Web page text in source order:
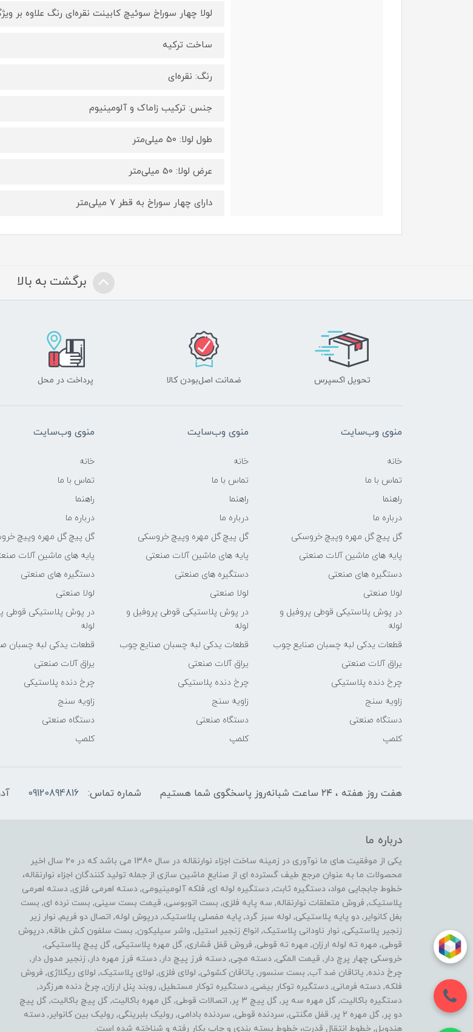
لولا چهار سوراخ سوئیچ کابینت نقره‌ای رنگ علاوه بر
ساخت ترکیه
رنگ: نقره‌ای
جنس: ترکیب زاماک و آلومینیوم
طول لولا: 50 میلی‌متر
عرض لولا: 50 میلی‌متر
دارای چهار سوراخ به قطر 7 میلی‌متر
برگشت به بالا
تحویل اکسپرس ضمانت اصل‌بودن کالا پرداخت در محل
منوی وب‌سایت
خانه
تماس با ما
راهنما
درباره ما
گل پیچ گل مهره وپیچ خروسکی
پایه های ماشین آلات صنعتی
دستگیره های صنعتی
لولا صنعتی
در پوش پلاستیکی قوطی پروفیل و
لوله
قطعات یدکی لبه چسبان صنایع چوب
یراق آلات صنعتی
چرخ دنده پلاستیکی
زاویه سنج
دستگاه صنعتی
کلمپ
منوی وب‌سایت
خانه
تماس با ما
راهنما
درباره ما
گل پیچ گل مهره وپیچ خروسکی
پایه های ماشین آلات صنعتی
دستگیره های صنعتی
لولا صنعتی
در پوش پلاستیکی قوطی پروفیل و
لوله
قطعات یدکی لبه چسبان صنایع چوب
یراق آلات صنعتی
چرخ دنده پلاستیکی
زاویه سنج
دستگاه صنعتی
کلمپ
منوی وب‌سایت
خانه
تماس با ما
راهنما
درباره ما
گل پیچ گل مهره وپیچ
پایه های ماشین آلات
دستگیره های صنعتی
لولا صنعتی
در پوش پلاستیکی قوطی
لوله
قطعات یدکی لبه چسبان
یراق آلات صنعتی
چرخ دنده پلاستیکی
زاویه سنج
دستگاه صنعتی
کلمپ
هفت روز هفته ، ۲۴ ساعت شبانه‌روز پاسخگوی شما هستیم شماره تماس: 09120894816
درباره ما
یکی از موفقیت های ما نوآوری در زمینه ساخت اجزاء نوارنقاله در سال 1380 می باشد که در ۲۰ سال اخیر
محصولات ما به عنوان مرجع طیف گسترده ای از صنایع ماشین سازی از جمله تولید کنندگان اجزاء نوارنقاله،
خطوط جابجایی مواد، دستگیره ثابت, دستگیره لوله ای, فلکه آلومینیومی, دسته اهرمی فلزی, دسته اهرمی
پلاستیک, فروش متعلقات نوارنقاله, سه پایه فلزی, بست اتوبوسی, قیمت بست سینی, بست نرده ای, بست
بغل کانوایر, دو پایه پلاستیکی, لوله سبز گرد, پایه مفصلی پلاستیک, درپوش لوله, اتصال دو فریم, نوار زیر
زنجیر پلاستیکی, نوار ناودانی پلاستیک, انواع زنجیر استیل, واشر سیلیکون, بست سلفون کش طاقه, درپوش
قوطی, مهره ته لوله ارزان, مهره ته قوطی, فروش قفل فشاری, گل مهره پلاستیکی, گل پیچ پلاستیکی,
خروسکی چهار پرچ دار, قیمت المکی, دسته مچی, دسته فرز پیچ دار, دسته فرز مهره دار, زنجیر مدول دار,
چرخ دنده, یاتاقان ضد آب, بست سنسور, یاتاقان کشوئی, لولای فلزی, لولای پلاستیک, لولای ریگلاژی, فروش
فلکه, دسته فرمانی, دستگیره توکار بیضی, دستگیره توکار مستطیل, روبند پنل ارزان, چرخ دنده هرزگرد,
دستگیره باکالیت, گل مهره سه پر, گل پیچ 3 پر, اتصالات قوطی, گل مهره باکالیت, گل پیچ باکالیت, گل پیچ
دو پر, گل مهره 2 پر, قفل مگنتی, سردنده قوطی, سردنده بادامی, رولیک بلبرینگی, رولیک بین کانوایر, دسته
هندویل, خطوط انتقال قدرت، خطوط بسته بندی و چاپ بکار رفته و شناخته شده است.